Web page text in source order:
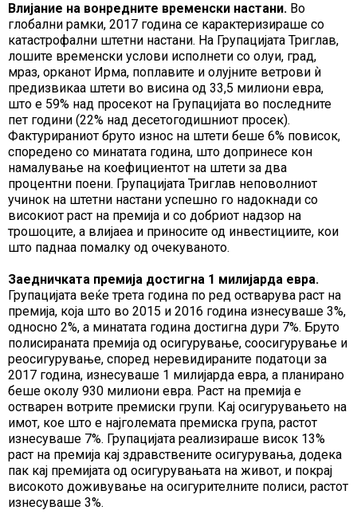
Влијание на вонредните временски настани. Во
глобални рамки, 2017 година се карактеризираше со
катастрофални штетни настани. На Групацијата Триглав,
лошите временски услови исполнети со олуи, град,
мраз, орканот Ирма, поплавите и олујните ветрови ѝ
предизвикаа штети во висина од 33,5 милиони евра,
што е 59% над просекот на Групацијата во последните
пет години (22% над десетогодишниот просек).
Фактурираниот бруто износ на штети беше 6% повисок,
споредено со минатата година, што допринесе кон
намалување на коефициентот на штети за два
процентни поени. Групацијата Триглав неповолниот
учинок на штетни настани успешно го надокнади со
високиот раст на премија и со добриот надзор на
трошоците, а влијаеа и приносите од инвестициите, кои
што паднаа помалку од очекуваното.
Заедничката премија достигна 1 милијарда евра.
Групацијата веќе трета година по ред остварува раст на
премија, која што во 2015 и 2016 година изнесуваше 3%,
односно 2%, а минатата година достигна дури 7%. Бруто
полисираната премија од осигурување, соосигурување и
реосигурување, според неревидираните податоци за
2017 година, изнесуваше 1 милијарда евра, а планирано
беше околу 930 милиони евра. Раст на премија е
остварен вотрите премиски групи. Кај осигурувањето на
имот, кое што е најголемата премиска група, растот
изнесуваше 7%. Групацијата реализираше висок 13%
раст на премија кај здравствените осигурувања, додека
пак кај премијата од осигурувањата на живот, и покрај
високото доживување на осигурителните полиси, растот
изнесуваше 3%.